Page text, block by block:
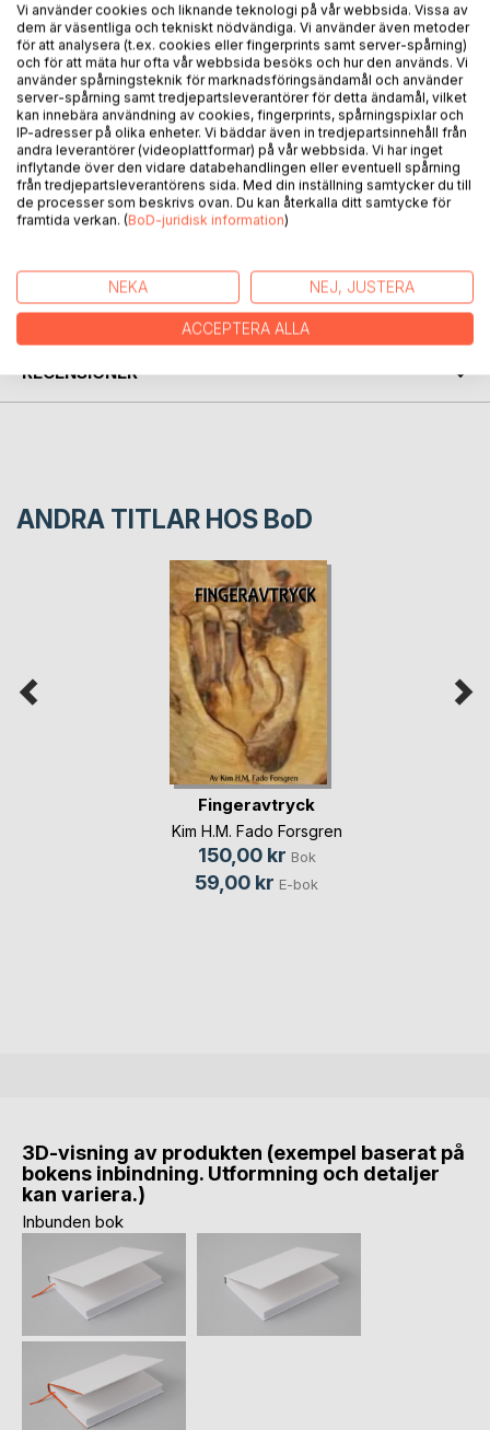
BESKRIVNING
En allvarlig historia i barnboksformat. Ofta vill vi vara något
som vi ite är eller vill uppnå något som är utom räckhåll.
Inom sporten såväl som inom andra områden i livet måste
vi få drömma om framgång för oss själva och de grupper
som vi tillhör. Drömmen i sig blir ett led i att nå en välbehövd
framgång.
KOMMENTARER I PRESSEN
RECENSIONER
ANDRA TITLAR HOS BoD
Fingeravtryck
Kim H.M. Fado Forsgren
150,00 kr Bok
59,00 kr E-bok
3D-visning av produkten (exempel baserat på
bokens inbindning. Utformning och detaljer
kan variera.)
Inbunden bok
Vi använder cookies och liknande teknologi på vår webbsida. Vissa av
dem är väsentliga och tekniskt nödvändiga. Vi använder även metoder
för att analysera (t.ex. cookies eller fingerprints samt server-spårning)
och för att mäta hur ofta vår webbsida besöks och hur den används. Vi
använder spårningsteknik för marknadsföringsändamål och använder
server-spårning samt tredjepartsleverantörer för detta ändamål, vilket
kan innebära användning av cookies, fingerprints, spårningspixlar och
IP-adresser på olika enheter. Vi bäddar även in tredjepartsinnehåll från
andra leverantörer (videoplattformar) på vår webbsida. Vi har inget
inflytande över den vidare databehandlingen eller eventuell spårning
från tredjepartsleverantörens sida. Med din inställning samtycker du till
de processer som beskrivs ovan. Du kan återkalla ditt samtycke för
framtida verkan. (BoD-juridisk information)
NEKA NEJ, JUSTERA
ACCEPTERA ALLA